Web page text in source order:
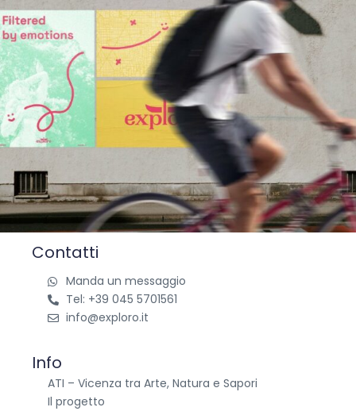
Contatti
Manda un messaggio
Tel: +39 045 5701561
info@exploro.it
Info
ATI – Vicenza tra Arte, Natura e Sapori
Il progetto